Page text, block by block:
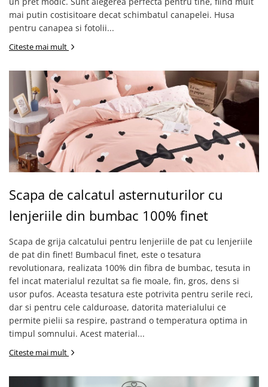
mai putin costisitoare decat schimbatul canapelei. Husa
pentru canapea si fotolii...
Citeste mai mult
Scapa de calcatul asternuturilor cu
lenjeriile din bumbac 100% finet
Scapa de grija calcatului pentru lenjeriile de pat cu lenjeriile
de pat din finet! Bumbacul finet, este o tesatura
revolutionara, realizata 100% din fibra de bumbac, tesuta in
fel incat materialul rezultat sa fie moale, fin, gros, dens si
usor pufos. Aceasta tesatura este potrivita pentru serile reci,
dar si pentru cele calduroase, datorita materialului ce
permite pielii sa respire, pastrand o temperatura optima in
timpul somnului. Acest material...
Citeste mai mult